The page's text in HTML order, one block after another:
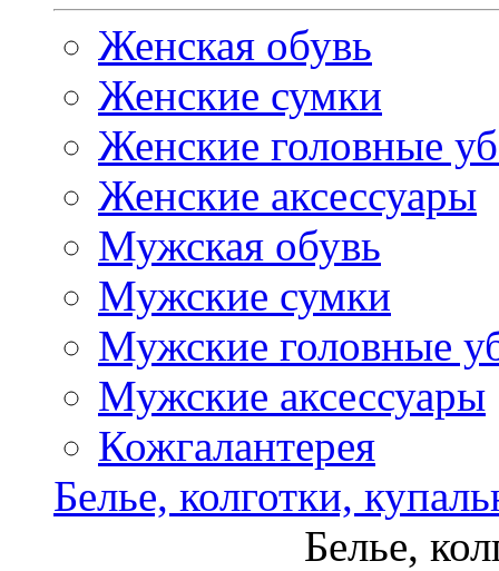
Женская обувь
Женские сумки
Женские головные
Женские аксессуары
Мужская обувь
Мужские сумки
Мужские головные
Мужские аксессуары
Кожгалантерея
Белье, колготки,
Белье,